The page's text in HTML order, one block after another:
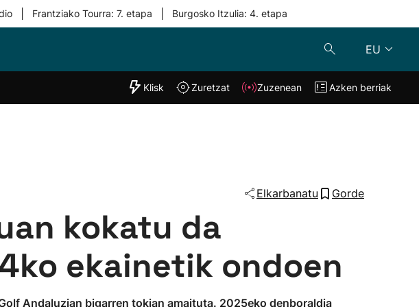
Frantziako Tourra: 7. etapa Burgosko Itzulia: 4. etapa
EU
"Helmuga"
Klisk Zuzenean
Klisk Zuretzat Zuzenean Azken berriak
Elkarbanatu Gorde
kokatu da
ekainetik ondoen
Andaluzian bigarren tokian amaituta. 2025eko denboraldia